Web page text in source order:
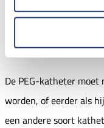
Vervangen
De PEG-katheter moet
worden, of eerder als
een andere soort